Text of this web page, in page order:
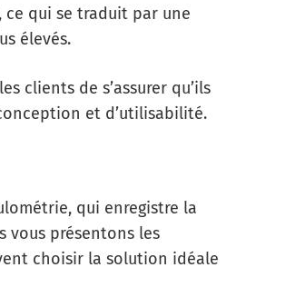
qui se traduit par une
élevés.
clients de s’assurer qu’ils
et d’utilisabilité.
qui enregistre la
vous présentons les
choisir la solution idéale